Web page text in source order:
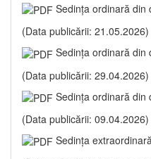
Sedinţa ordinară din
(Data publicării: 21.05.2026)
Sedinţa ordinară din
(Data publicării: 29.04.2026)
Sedinţa ordinară din
(Data publicării: 09.04.2026)
Sedinţa